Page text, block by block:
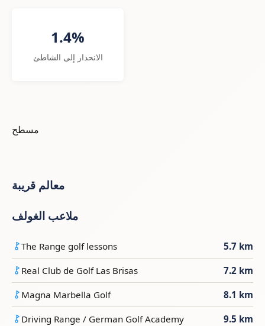
1.4%
الانحدار إلى الشاطئ
مسطح
معالم قريبة
ملاعب الغولف
The Range golf lessons 5.7 km
Real Club de Golf Las Brisas 7.2 km
Magna Marbella Golf 8.1 km
Driving Range / German Golf Academy 9.5 km